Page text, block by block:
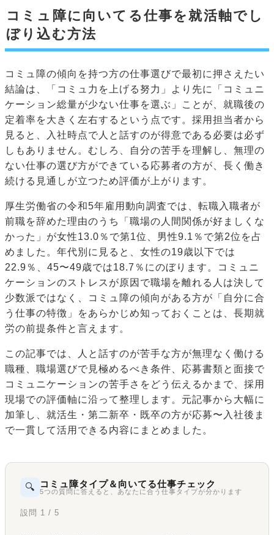
コミュ障に向いてる仕事を就活軸でし
ぼり込む方法
コミュ障の傾向を持つ方の仕事選びで最初に押さえたい
結論は、「コミュ力を上げる努力」より先に「コミュニ
ケーション総量が少ない仕事を選ぶ」ことが、就職後の
定着率を大きく左右するという点です。採用担当者から
見ると、入社時点で人と話すのが得意である必要は必ず
しもありません。むしろ、自分の苦手を理解し、無理の
ない仕事の選び方ができている応募者の方が、長く働き
続ける見通しが立つため評価が上がります。
厚生労働省の令和5年雇用動向調査では、転職入職者が
前職を辞めた理由のうち「職場の人間関係が好ましくな
かった」が女性13.0％で第1位、男性9.1％で第2位を占
めました。年代別に見ると、女性の19歳以下では
22.9％、45〜49歳では18.7％にのぼります。コミュニ
ケーションのストレスが原因で職場を離れる人は決して
少数派ではなく、コミュ障の傾向がある方が「自分に合
う仕事の特徴」をあらかじめ知っておくことは、長期就
労の前提条件と言えます。
この記事では、人と話すのが苦手な方が無理なく働ける
職種、職場選びで見極めるべき条件、応募書類と面接で
コミュニケーションの苦手さをどう伝えるかまで、採用
現場での評価軸に沿って整理します。元記事から大幅に
加筆し、就活生・第二新卒・既卒の方が応募〜入社後ま
で一貫して活用できる内容にまとめました。
🔍 コミュ障タイプ＆向いてる仕事チェック
5つの質問に答えると、あなたに合う仕事タイプが分かります
設問 1 / 5